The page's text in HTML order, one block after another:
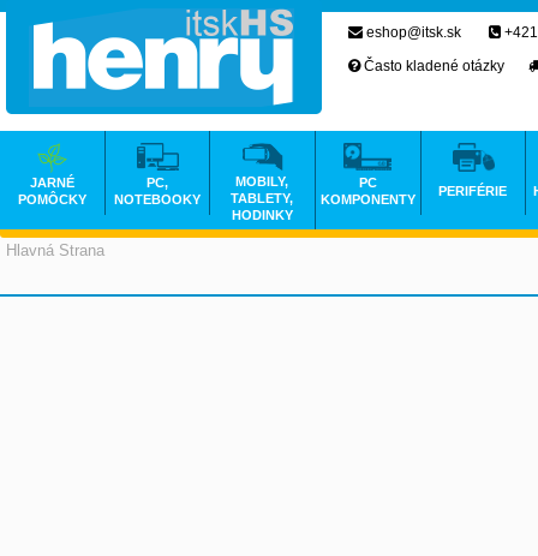
Hlavná Strana
eshop@itsk.sk
Často kladené otázky
JARNÉ
POMÔCKY
PC,
NOTEBOOKY
MOBILY,
TABLETY,
HODINKY
PC
KOMPONENTY
PERIFÉRIE